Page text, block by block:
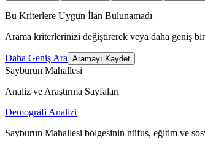
Bu Kriterlere Uygun İlan Bulunamadı
Arama kriterlerinizi değiştirerek veya daha geniş
Daha Geniş Ara Aramayı Kaydet
Sayburun Mahallesi
Analiz ve Araştırma Sayfaları
Demografi Analizi
Sayburun Mahallesi bölgesinin nüfus, eğitim ve